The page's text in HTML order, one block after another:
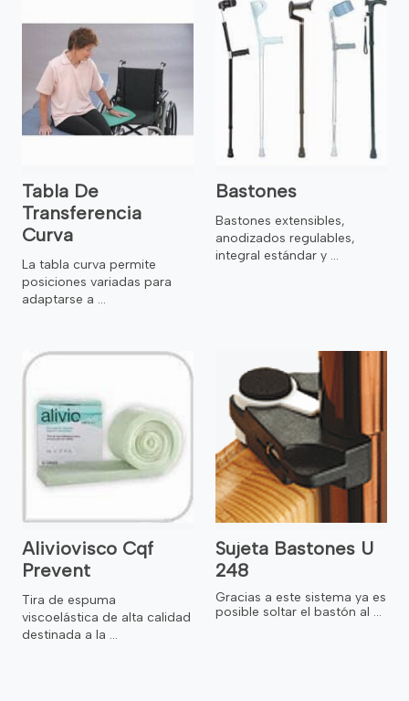
Tabla De
Transferencia
Curva
La tabla curva permite
posiciones variadas para
adaptarse a ...
Bastones
Bastones extensibles,
anodizados regulables,
integral estándar y ...
Aliviovisco Cqf
Prevent
Tira de espuma
viscoelástica de alta calidad
destinada a la ...
Sujeta Bastones U
248
Gracias a este sistema ya es
posible soltar el bastón al ...